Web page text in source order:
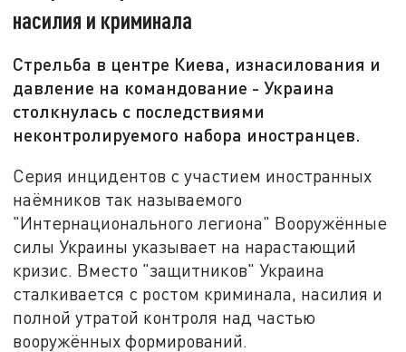
насилия и криминала
Стрельба в центре Киева, изнасилования и
давление на командование - Украина
столкнулась с последствиями
неконтролируемого набора иностранцев.
Серия инцидентов с участием иностранных
наёмников так называемого
"Интернационального легиона" Вооружённые
силы Украины указывает на нарастающий
кризис. Вместо "защитников" Украина
сталкивается с ростом криминала, насилия и
полной утратой контроля над частью
вооружённых формирований.